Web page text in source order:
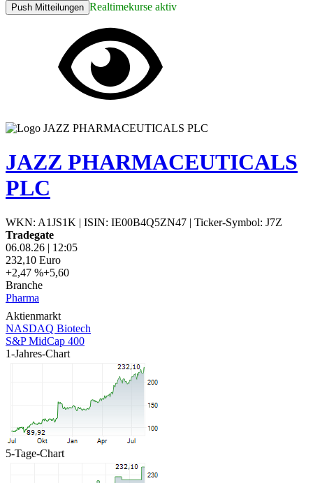
Push Mitteilungen Realtimekurse aktiv
JAZZ PHARMACEUTICALS
PLC
WKN: A1JS1K | ISIN: IE00B4Q5ZN47 | Ticker-Symbol: J7Z
Tradegate
06.08.26 | 12:05
232,10 Euro
+2,47 %+5,60
Branche
Pharma
Aktienmarkt
NASDAQ Biotech
S&P MidCap 400
1-Jahres-Chart
5-Tage-Chart